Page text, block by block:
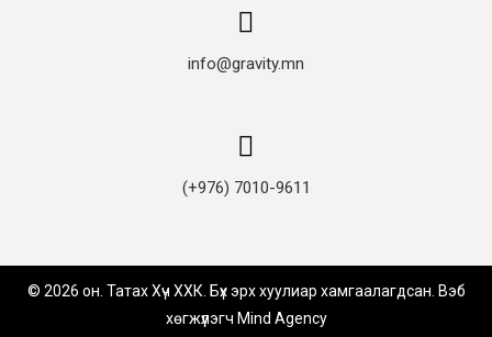
info@gravity.mn
(+976) 7010-9611
© 2026 он. Татах Хүч ХХК. Бүх эрх хуулиар хамгаалагдсан. Вэб
хөгжүүлэгч Mind Agency